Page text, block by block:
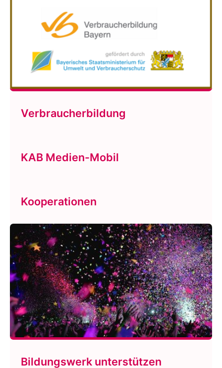
Verbraucherbildung
KAB Medien-Mobil
Kooperationen
Bildungswerk unterstützen